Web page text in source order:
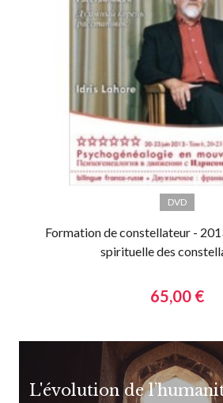
DVD
Formation de constellateur -
spirituelle des
65,00 €
L'évolution de